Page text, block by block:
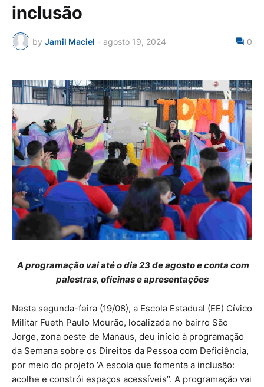
inclusão
by Jamil Maciel - agosto 19, 2024 0
A programação vai até o dia 23 de agosto e conta com
palestras, oficinas e apresentações
Nesta segunda-feira (19/08), a Escola Estadual (EE) Cívico
Militar Fueth Paulo Mourão, localizada no bairro São
Jorge, zona oeste de Manaus, deu início à programação
da Semana sobre os Direitos da Pessoa com Deficiência,
por meio do projeto ‘A escola que fomenta a inclusão:
acolhe e constrói espaços acessíveis’’. A programação vai